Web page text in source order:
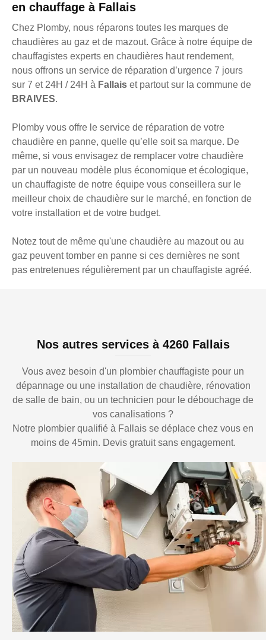
en chauffage à Fallais
Chez Plomby, nous réparons toutes les marques de
chaudières au gaz et de mazout. Grâce à notre équipe de
chauffagistes experts en chaudières haut rendement,
nous offrons un service de réparation d’urgence 7 jours
sur 7 et 24H / 24H à Fallais et partout sur la commune de
BRAIVES.
Plomby vous offre le service de réparation de votre
chaudière en panne, quelle qu’elle soit sa marque. De
même, si vous envisagez de remplacer votre chaudière
par un nouveau modèle plus économique et écologique,
un chauffagiste de notre équipe vous conseillera sur le
meilleur choix de chaudière sur le marché, en fonction de
votre installation et de votre budget.
Notez tout de même qu'une chaudière au mazout ou au
gaz peuvent tomber en panne si ces dernières ne sont
pas entretenues régulièrement par un chauffagiste agréé.
Nos autres services à 4260 Fallais
Vous avez besoin d'un plombier chauffagiste pour un
dépannage ou une installation de chaudière, rénovation
de salle de bain, ou un technicien pour le débouchage de
vos canalisations ?
Notre plombier qualifié à Fallais se déplace chez vous en
moins de 45min. Devis gratuit sans engagement.